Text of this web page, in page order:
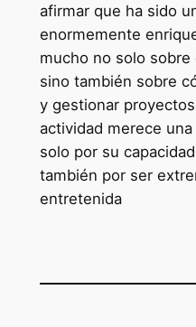
afirmar que ha sido
enormemente
mucho no solo
sino también sobre
y gestionar
actividad merece
solo por su
también por ser
entretenida